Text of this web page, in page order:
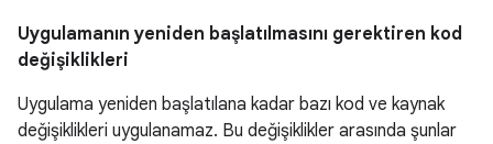
Uygulamanın yeniden başlatılmasını gerektiren kod
değişiklikleri
Uygulama yeniden başlatılana kadar bazı kod ve kaynak
değişiklikleri uygulanamaz. Bu değişiklikler arasında şunlar